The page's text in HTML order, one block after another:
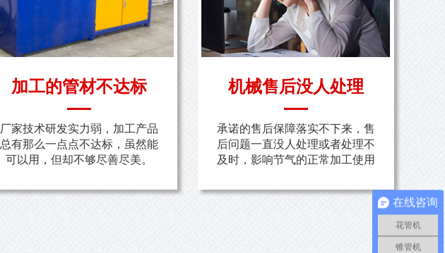
加工的管材不达标
厂家技术研发实力弱，加工产品
总有那么一点点不达标，虽然能
可以用，但却不够尽善尽美。
机械售后没人处理
承诺的售后保障落实不下来，售
后问题一直没人处理或者处理不
及时，影响节气的正常加工使用
在线咨询
花管机
锥管机